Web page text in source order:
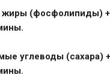
жиры (фосфолипиды)
углеводы (сахара)